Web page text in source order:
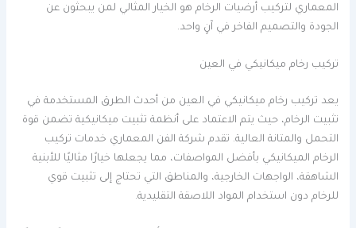
المعماري لتركيب أرضيات الرخام هو الخيار المثالي لمن يبحثون عن
الجودة والتصميم الفاخر في آنٍ واحد.
تركيب رخام ميكانيكي في العين
يعد تركيب رخام ميكانيكي في العين من أحدث الطرق المستخدمة في
تثبيت الرخام، حيث يتم الاعتماد على أنظمة تثبيت ميكانيكية تضمن قوة
التحمل والمتانة العالية. تقدم شركة الفن المعماري خدمات تركيب
الرخام الميكانيكي بأفضل المواصفات، مما يجعلها خيارًا مثاليًا للأبنية
الشاهقة، الواجهات الخارجية، والمناطق التي تحتاج إلى تثبيت قوي
للرخام دون استخدام المواد اللاصقة التقليدية.